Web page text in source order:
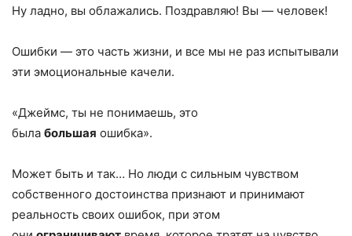
Ну ладно, вы облажались. Поздравляю! Вы — человек!
Ошибки — это часть жизни, и все мы не раз испытывали
эти эмоциональные качели.
«Джеймс, ты не понимаешь, это
была большая ошибка».
Может быть и так… Но люди с сильным чувством
собственного достоинства признают и принимают
реальность своих ошибок, при этом